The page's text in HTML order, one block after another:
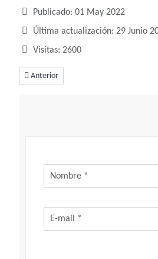
Publicado: 01 May 2022
Última actualización: 29 Junio
Visitas: 2600
Artículo anterior: Todo sobre el bipap
Anterior